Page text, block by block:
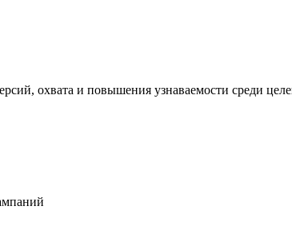
охвата и повышения узнаваемости среди